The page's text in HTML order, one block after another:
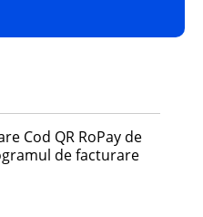
Cod QR RoPay de
de facturare